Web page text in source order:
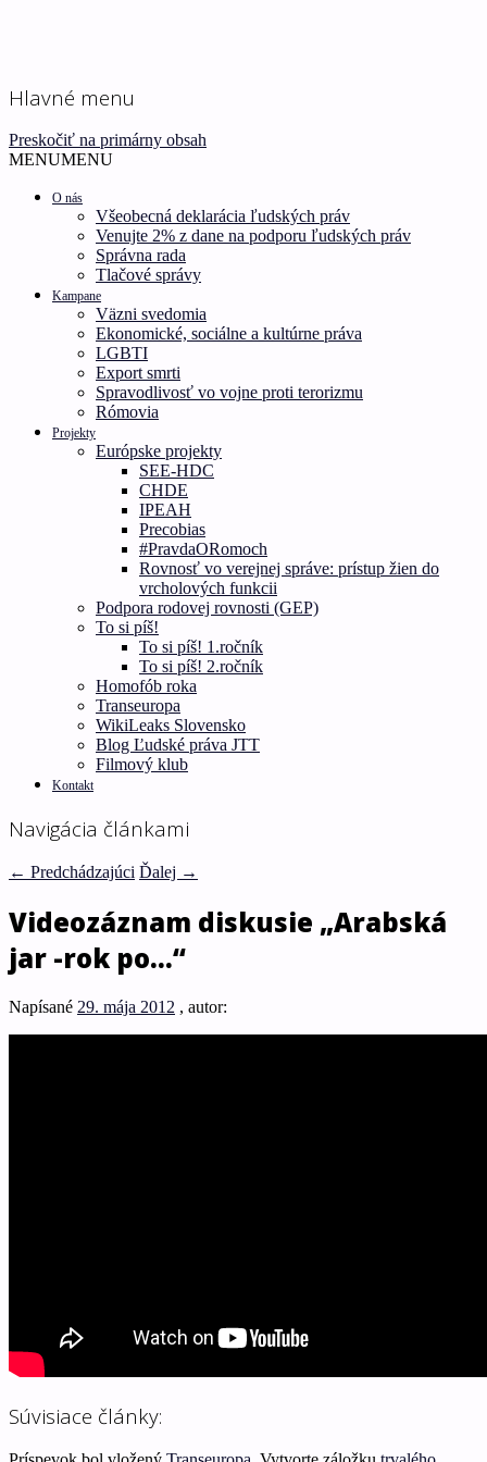
Inštitút ľudských práv –
Human Rights Institute
Ľudské práva pre všetkých!
Hlavné menu
Preskočiť na primárny obsah
MENUMENU
O nás
Všeobecná deklarácia ľudských práv
Venujte 2% z dane na podporu ľudských práv
Správna rada
Tlačové správy
Kampane
Väzni svedomia
Ekonomické, sociálne a kultúrne práva
LGBTI
Export smrti
Spravodlivosť vo vojne proti terorizmu
Rómovia
Projekty
Európske projekty
SEE-HDC
CHDE
IPEAH
Precobias
#PravdaORomoch
Rovnosť vo verejnej správe: prístup žien do
vrcholových funkcii
Podpora rodovej rovnosti (GEP)
To si píš!
To si píš! 1.ročník
To si píš! 2.ročník
Homofób roka
Transeuropa
WikiLeaks Slovensko
Blog Ľudské práva JTT
Filmový klub
Kontakt
Navigácia článkami
← Predchádzajúci Ďalej →
Videozáznam diskusie „Arabská
jar -rok po…“
Napísané 29. mája 2012 , autor:
Súvisiace články: